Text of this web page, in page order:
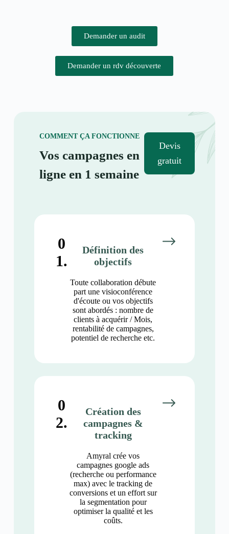
Demander un audit
Demander un rdv découverte
COMMENT ÇA FONCTIONNE
Vos campagnes en
ligne en 1 semaine
Devis
gratuit
0
1.
Définition des
objectifs
Toute collaboration débute
part une visioconférence
d'écoute ou vos objectifs
sont abordés : nombre de
clients à acquérir / Mois,
rentabilité de campagnes,
potentiel de recherche etc.
0
2.
Création des
campagnes &
tracking
Amyral crée vos
campagnes google ads
(recherche ou performance
max) avec le tracking de
conversions et un effort sur
la segmentation pour
optimiser la qualité et les
coûts.